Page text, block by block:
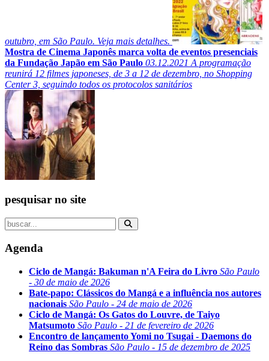
outubro, em São Paulo. Veja mais detalhes.
Mostra de Cinema Japonês marca volta de eventos presenciais
da Fundação Japão em São Paulo 03.12.2021 A programação
reunirá 12 filmes japoneses, de 3 a 12 de dezembro, no Shopping
Center 3, seguindo todos os protocolos sanitários
pesquisar no site
Agenda
Ciclo de Mangá: Bakuman n'A Feira do Livro São Paulo
- 30 de maio de 2026
Bate-papo: Clássicos do Mangá e a influência nos autores
nacionais São Paulo - 24 de maio de 2026
Ciclo de Mangá: Os Gatos do Louvre, de Taiyo
Matsumoto São Paulo - 21 de fevereiro de 2026
Encontro de lançamento Yomi no Tsugai - Daemons do
Reino das Sombras São Paulo - 15 de dezembro de 2025